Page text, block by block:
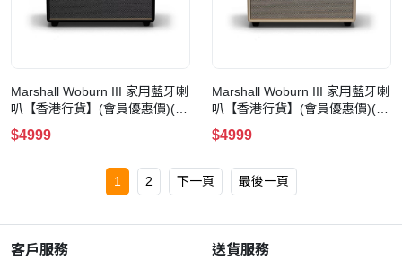
Marshall Woburn III 家用藍牙喇
叭【香港行貨】(會員優惠價)(黑
色)
$4999
Marshall Woburn III 家用藍牙喇
叭【香港行貨】(會員優惠價)(白
色)
$4999
1 2 下一頁 最後一頁
客戶服務 送貨服務